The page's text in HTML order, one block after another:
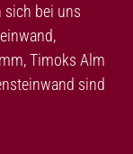
sich bei uns
Timoks Alm
sind